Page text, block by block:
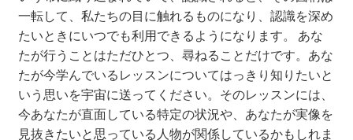
一転して、私たちの目に触れるものになり、認識を深め
たいときにいつでも利用できるようになります。 あな
たが行うことはただひとつ、尋ねることだけです。あな
たが今学んでいるレッスンについてはっきり知りたいと
いう思いを宇宙に送ってください。そのレッスンには、
今あなたが直面している特定の状況や、あなたが実像を
見抜きたいと思っている人物が関係しているかもしれま